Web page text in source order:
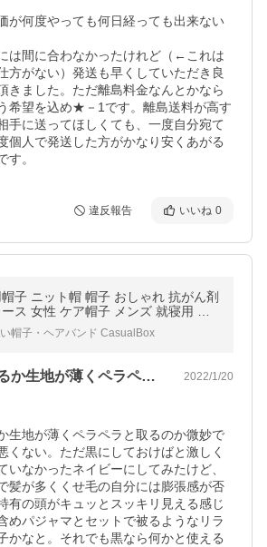
が何度やっても何日経っても出来ない
は間に合わなかったけれど（←これは
方がない）発送も早くしていただき良
きました。ただ離島料金なんとかなら
希望を込め★－1です。離島送料が高す
手に送ってほしくても、一度自分宛て
個人で発送した方がかなり安くあがる
す。
違反報告 いいね 0
帽子 ニット帽 帽子 おしゃれ 抗がん剤
ス 女性 ケア帽子 メンズ 就寝用 室
春夏 春用 夏用 |ソフト天竺オーガニ
ザインビックワッチ
帽子・ヘアバンド CasualBox
ゆったりと感じるか生地が薄くペラペラと… 2022/1/20
生地が薄くペラペラと取るのか微妙で
くない。ただ黒にしておけばと激しく
いなかったネイビーにしてみたけど、
髪が多くくせ毛の自分には膨張感が否
有の頭がキュッとスッキリ見える感じ
めパジャマとセットで被るようなリラ
かなと。それでも黒なら何かと使える